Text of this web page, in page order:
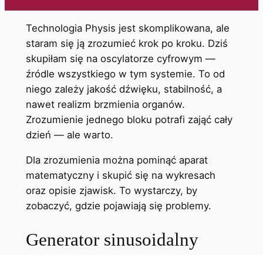
Technologia Physis jest skomplikowana, ale
staram się ją zrozumieć krok po kroku. Dziś
skupiłam się na oscylatorze cyfrowym —
źródle wszystkiego w tym systemie. To od
niego zależy jakość dźwięku, stabilność, a
nawet realizm brzmienia organów.
Zrozumienie jednego bloku potrafi zająć cały
dzień — ale warto.
Dla zrozumienia można pominąć aparat
matematyczny i skupić się na wykresach
oraz opisie zjawisk. To wystarczy, by
zobaczyć, gdzie pojawiają się problemy.
Generator sinusoidalny